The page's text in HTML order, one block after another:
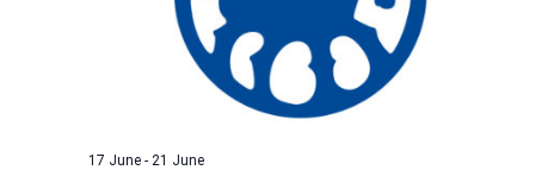
17 June- 21 June